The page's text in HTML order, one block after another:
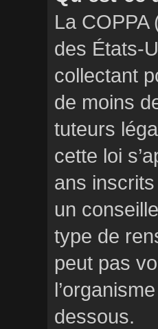
La COPPA
des États-
collectant
de moins
tuteurs
cette loi
ans
un
type de
peut pas
dessous.